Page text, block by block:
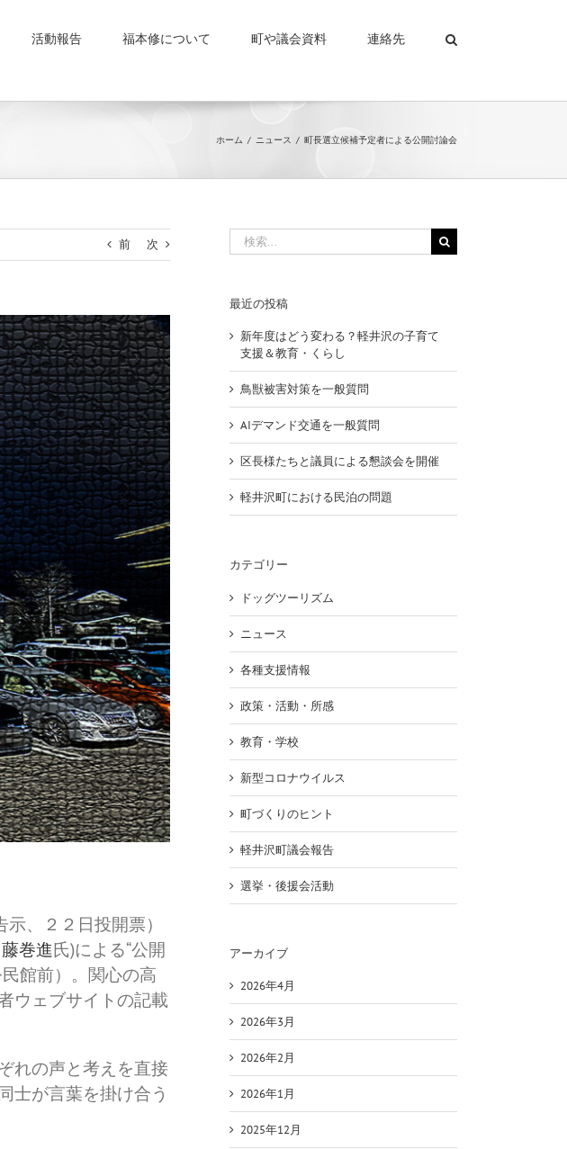
活動報告 福本修について 町や議会資料 連絡先
ホーム ニュース 町長選立候補予定者による公開討論会
前 次
、２２日投開票）
藤巻進氏)による“公開
館前）。関心の高
ウェブサイトの記載
れの声と考えを直接
士が言葉を掛け合う
索
最近の投稿
新年度はどう変わる？軽井沢の子育て
支援＆教育・くらし
鳥獣被害対策を一般質問
AIデマンド交通を一般質問
区長様たちと議員による懇談会を開催
軽井沢町における民泊の問題
カテゴリー
ドッグツーリズム
ニュース
各種支援情報
政策・活動・所感
教育・学校
新型コロナウイルス
町づくりのヒント
軽井沢町議会報告
選挙・後援会活動
アーカイブ
2026年4月
2026年3月
2026年2月
2026年1月
2025年12月